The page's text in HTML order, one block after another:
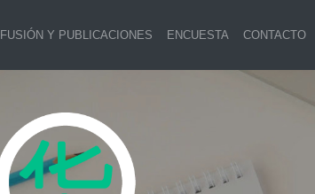
Y PUBLICACIONES ENCUESTA CONTACTO